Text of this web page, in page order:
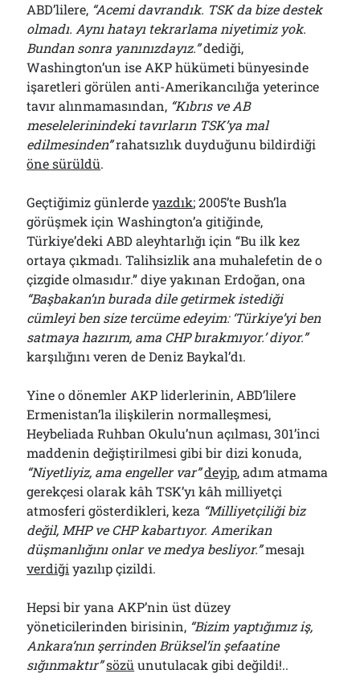
ABD’lilere, “Acemi davrandık. TSK da bize destek
olmadı. Aynı hatayı tekrarlama niyetimiz yok.
Bundan sonra yanınızdayız.”dediği,
Washington’un ise AKP hükümeti bünyesinde
işaretleri görülen anti-Amerikancılığa yeterince
tavır alınmamasından, “Kıbrıs ve AB
meselelerinindeki tavırların TSK’ya mal
edilmesinden”rahatsızlık duyduğunu bildirdiği
öne sürüldü.
Geçtiğimiz günlerdeyazdık; 2005’te Bush’la
görüşmek için Washington’a gitiğinde,
Türkiye’deki ABD aleyhtarlığı için “Bu ilk kez
ortaya çıkmadı. Talihsizlik ana muhalefetin de o
çizgide olmasıdır.” diye yakınan Erdoğan, ona
“Başbakan’ın burada dile getirmek istediği
cümleyi ben size tercüme edeyim: ‘Türkiye’yi ben
satmaya hazırım, ama CHP bırakmıyor.’ diyor.”
karşılığını veren de Deniz Baykal’dı.
Yine o dönemler AKP liderlerinin, ABD’lilere
Ermenistan’la ilişkilerin normalleşmesi,
Heybeliada Ruhban Okulu’nun açılması, 301’inci
maddenin değiştirilmesi gibi bir dizi konuda,
“Niyetliyiz, ama engeller var”deyip, adım atmama
gerekçesi olarak kâh TSK’yı kâh milliyetçi
atmosferi gösterdikleri, keza “Milliyetçiliği biz
değil, MHP ve CHP kabartıyor. Amerikan
düşmanlığını onlar ve medya besliyor.”mesajı
verdiği yazılıp çizildi.
Hepsi bir yana AKP’nin üst düzey
yöneticilerinden birisinin, “Bizim yaptığımız iş,
Ankara’nın şerrinden Brüksel’in şefaatine
sığınmaktır”sözü unutulacak gibi değildi!..